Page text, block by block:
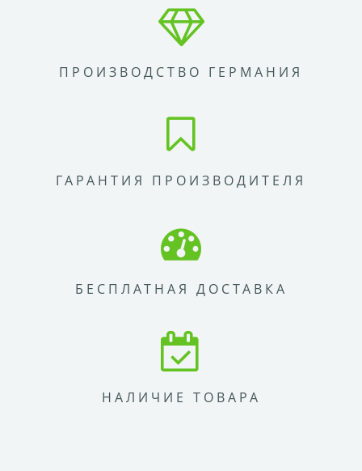
ПРОИЗВОДСТВО ГЕРМАНИЯ
ГАРАНТИЯ ПРОИЗВОДИТЕЛЯ
БЕСПЛАТНАЯ ДОСТАВКА
НАЛИЧИЕ ТОВАРА